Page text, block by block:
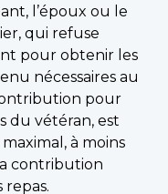
l’époux ou le
qui refuse
pour obtenir les
nécessaires au
pour
du vétéran, est
à moins
contribution